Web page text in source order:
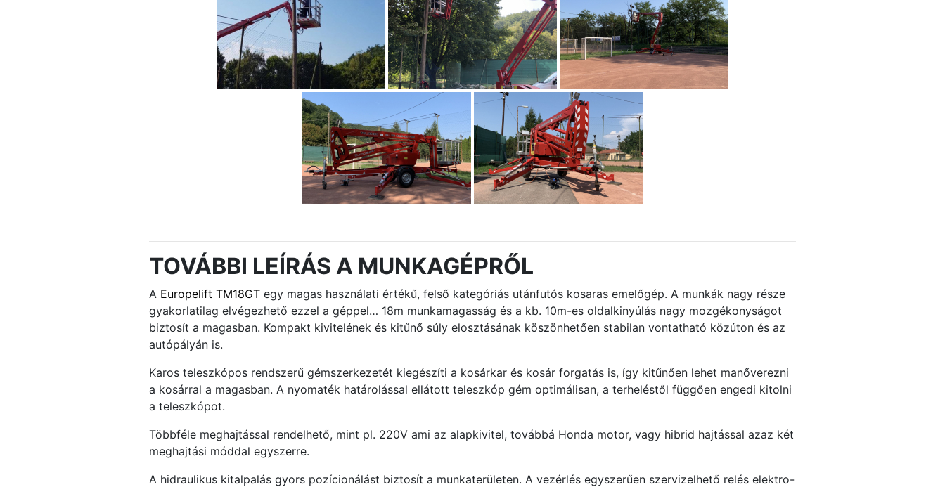
TOVÁBBI LEÍRÁS A MUNKAGÉPRŐL
A Europelift TM18GT egy magas használati értékű, felső kategóriás utánfutós kosaras emelőgép. A munkák nagy része
gyakorlatilag elvégezhető ezzel a géppel… 18m munkamagasság és a kb. 10m-es oldalkinyúlás nagy mozgékonyságot
biztosít a magasban. Kompakt kivitelének és kitűnő súly elosztásának köszönhetően stabilan vontatható közúton és az
autópályán is.
Karos teleszkópos rendszerű gémszerkezetét kiegészíti a kosárkar és kosár forgatás is, így kitűnően lehet manőverezni
a kosárral a magasban. A nyomaték határolással ellátott teleszkóp gém optimálisan, a terheléstől függően engedi kitolni
a teleszkópot.
Többféle meghajtással rendelhető, mint pl. 220V ami az alapkivitel, továbbá Honda motor, vagy hibrid hajtással azaz két
meghajtási móddal egyszerre.
A hidraulikus kitalpalás gyors pozícionálást biztosít a munkaterületen. A vezérlés egyszerűen szervizelhető relés elektro-